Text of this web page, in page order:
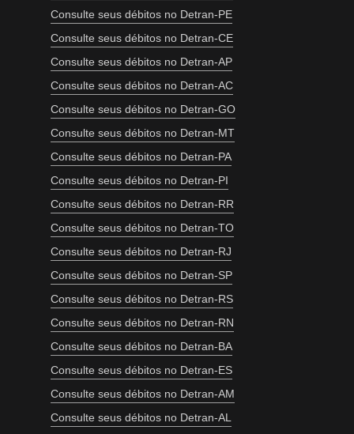
Consulte seus débitos no Detran-PE
Consulte seus débitos no Detran-CE
Consulte seus débitos no Detran-AP
Consulte seus débitos no Detran-AC
Consulte seus débitos no Detran-GO
Consulte seus débitos no Detran-MT
Consulte seus débitos no Detran-PA
Consulte seus débitos no Detran-PI
Consulte seus débitos no Detran-RR
Consulte seus débitos no Detran-TO
Consulte seus débitos no Detran-RJ
Consulte seus débitos no Detran-SP
Consulte seus débitos no Detran-RS
Consulte seus débitos no Detran-RN
Consulte seus débitos no Detran-BA
Consulte seus débitos no Detran-ES
Consulte seus débitos no Detran-AM
Consulte seus débitos no Detran-AL